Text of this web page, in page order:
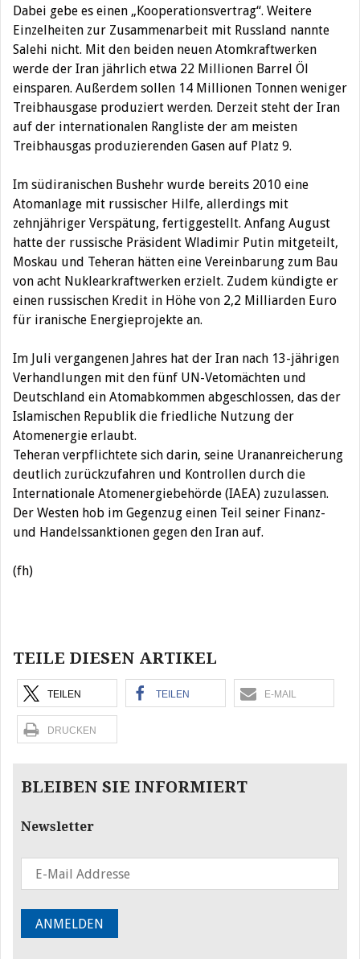
Dabei gebe es einen „Kooperationsvertrag“. Weitere
Einzelheiten zur Zusammenarbeit mit Russland nannte
Salehi nicht. Mit den beiden neuen Atomkraftwerken
werde der Iran jährlich etwa 22 Millionen Barrel Öl
einsparen. Außerdem sollen 14 Millionen Tonnen weniger
Treibhausgase produziert werden. Derzeit steht der Iran
auf der internationalen Rangliste der am meisten
Treibhausgas produzierenden Gasen auf Platz 9.
Im südiranischen Bushehr wurde bereits 2010 eine
Atomanlage mit russischer Hilfe, allerdings mit
zehnjähriger Verspätung, fertiggestellt. Anfang August
hatte der russische Präsident Wladimir Putin mitgeteilt,
Moskau und Teheran hätten eine Vereinbarung zum Bau
von acht Nuklearkraftwerken erzielt. Zudem kündigte er
einen russischen Kredit in Höhe von 2,2 Milliarden Euro
für iranische Energieprojekte an.
Im Juli vergangenen Jahres hat der Iran nach 13-jährigen
Verhandlungen mit den fünf UN-Vetomächten und
Deutschland ein Atomabkommen abgeschlossen, das der
Islamischen Republik die friedliche Nutzung der
Atomenergie erlaubt.
Teheran verpflichtete sich darin, seine Urananreicherung
deutlich zurückzufahren und Kontrollen durch die
Internationale Atomenergiebehörde (IAEA) zuzulassen.
Der Westen hob im Gegenzug einen Teil seiner Finanz-
und Handelssanktionen gegen den Iran auf.
(fh)
TEILE DIESEN ARTIKEL
TEILEN TEILEN E-MAIL
DRUCKEN
BLEIBEN SIE INFORMIERT
Newsletter